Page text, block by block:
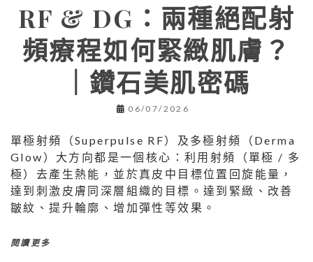
RF & DG：兩種絕配射
頻療程如何緊緻肌膚？
｜鑽石美肌密碼
06/07/2026
單極射頻（Superpulse RF）及多極射頻（Derma
Glow）大方向都是一個核心：利用射頻（單極 / 多
極）去產生熱能，並於真皮中目標位置回旋能量，
達到刺激皮膚同深層組織的目標。達到緊緻、改善
皺紋、提升輪廓、增加彈性等效果。
閱讀更多